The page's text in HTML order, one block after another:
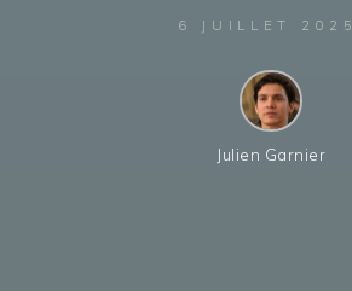
6 JUILLET 2025
Julien Garnier